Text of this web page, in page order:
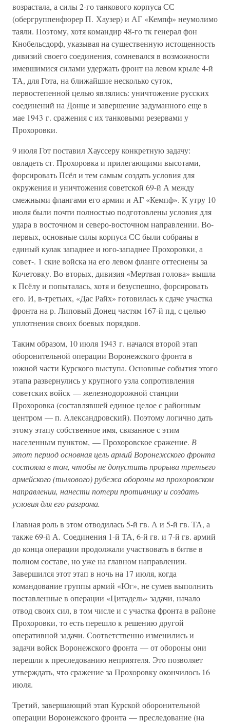
возрастала, а силы 2-го танкового корпуса СС
(обергруппенфюрер П. Хаузер) и АГ «Кемпф» неумолимо
таяли. Поэтому, хотя командир 48-го тк генерал фон
Кнобельсдорф, указывая на существенную истощенность
дивизий своего соединения, сомневался в возможности
имевшимися силами удержать фронт на левом крыле 4-й
ТА, для Гота, на ближайшие несколько суток,
первостепенной целью являлись: уничтожение русских
соединений на Донце и завершение задуманного еще в
мае 1943 г. сражения с их танковыми резервами у
Прохоровки.
9 июля Гот поставил Хауссеру конкретную задачу:
овладеть ст. Прохоровка и прилегающими высотами,
форсировать Псёл и тем самым создать условия для
окружения и уничтожения советской 69-й А между
смежными флангами его армии и АГ «Кемпф». К утру 10
июля были почти полностью подготовлены условия для
удара в восточном и северо-восточном направлении. Во-
первых, основные силы корпуса СС были собраны в
единый кулак западнее и юго-западнее Прохоровки, а
совет-. 1 ские войска на его левом фланге оттеснены за
Кочетовку. Во-вторых, дивизия «Мертвая голова» вышла
к Псёлу и попыталась, хотя и безуспешно, форсировать
его. И, в-третьих, «Дас Райх» готовилась к сдаче участка
фронта на р. Липовый Донец частям 167-й пд, с целью
уплотнения своих боевых порядков.
Таким образом, 10 июля 1943 г. начался второй этап
оборонительной операции Воронежского фронта в
южной части Курского выступа. Основные события этого
этапа развернулись у крупного узла сопротивления
советских войск — железнодорожной станции
Прохоровка (составлявшей единое целое с районным
центром — п. Александровский). Поэтому логично дать
этому этапу собственное имя, связанное с этим
населенным пунктом, — Прохоровское сражение. В
этот период основная цель армий Воронежского фронта
состояла в том, чтобы не допустить прорыва третьего
армейского (тылового) рубежа обороны на прохоровском
направлении, нанести потери противнику и создать
условия для его разгрома.
Главная роль в этом отводилась 5-й гв. А и 5-й гв. ТА, а
также 69-й А. Соединения 1-й ТА, 6-й гв. и 7-й гв. армий
до конца операции продолжали участвовать в битве в
полном составе, но уже на главном направлении.
Завершился этот этап в ночь на 17 июля, когда
командование группы армий «Юг», не сумев выполнить
поставленные в операции «Цитадель» задачи, начало
отвод своих сил, в том числе и с участка фронта в районе
Прохоровки, то есть перешло к решению другой
оперативной задачи. Соответственно изменились и
задачи войск Воронежского фронта — от обороны они
перешли к преследованию неприятеля. Это позволяет
утверждать, что сражение за Прохоровку окончилось 16
июля.
Третий, завершающий этап Курской оборонительной
операции Воронежского фронта — преследование (на